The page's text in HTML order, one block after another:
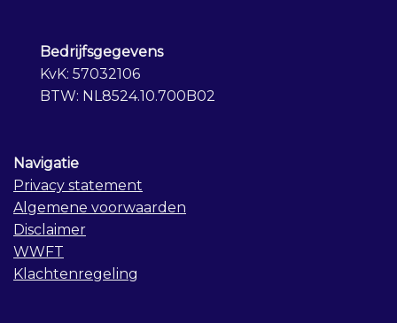
Bedrijfsgegevens
KvK: 57032106
BTW: NL8524.10.700B02
Navigatie
Privacy statement
Algemene voorwaarden
Disclaimer
WWFT
Klachtenregeling